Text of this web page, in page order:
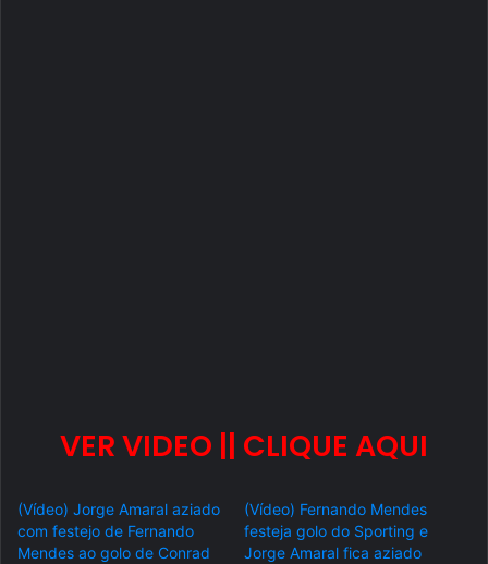
VER VIDEO || CLIQUE AQUI
(Vídeo) Jorge Amaral aziado
com festejo de Fernando
Mendes ao golo de Conrad
(Vídeo) Fernando Mendes
festeja golo do Sporting e
Jorge Amaral fica aziado